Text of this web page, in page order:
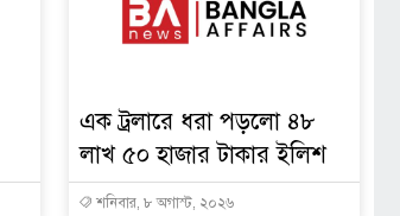
এক ট্রলারে ধরা পড়লো ৪৮
লাখ ৫০ হাজার টাকার ইলিশ
শনিবার, ৮ অগাস্ট, ২০২৬